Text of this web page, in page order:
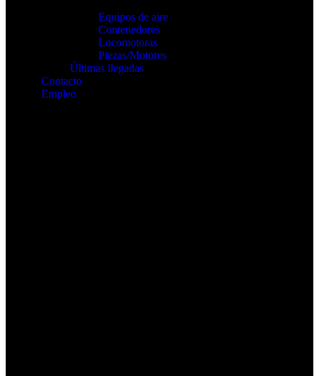
Equipos de aire
Contenedores
Locomotoras
Piezas/Motores
Últimas llegadas
Contacto
Empleo